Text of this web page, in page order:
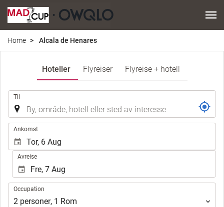
Home Alcala de Henares
Hoteller Flyreiser Flyreise + hotell
Til
Ankomst
Avreise
Occupation
Occupation
2 personer, 1 Rom